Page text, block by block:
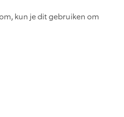
kun je dit gebruiken om